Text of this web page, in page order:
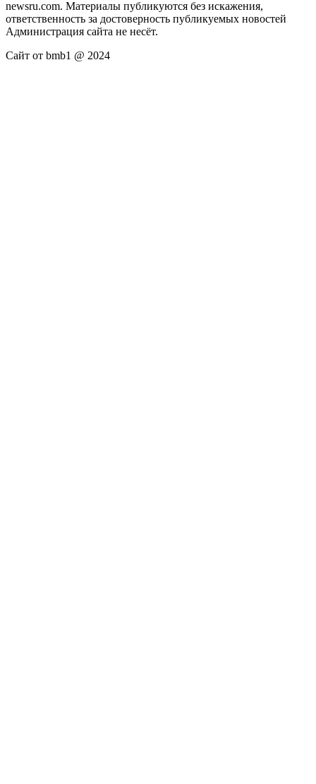
newsru.com. Материалы публикуются без искажения,
ответственность за достоверность публикуемых новостей
Администрация сайта не несёт.
Сайт от bmb1 @ 2024